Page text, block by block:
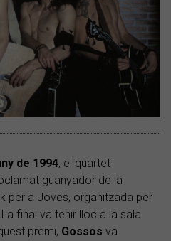
de 1994, el quartet
guanyador de la
per a Joves, organitzada per
final va tenir lloc a la sala
premi, Gossos va